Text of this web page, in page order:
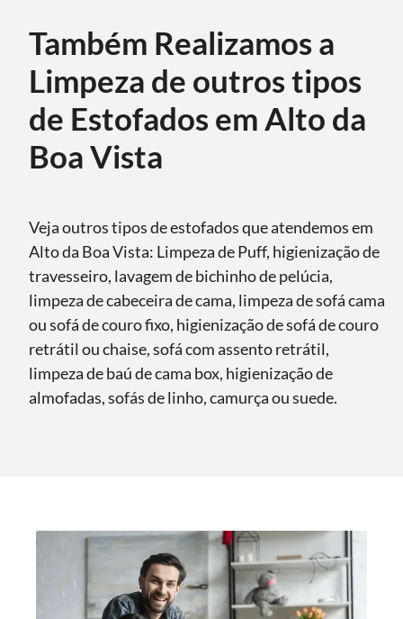
Também Realizamos a
Limpeza de outros tipos
de Estofados em Alto da
Boa Vista
Veja outros tipos de estofados que atendemos em
Alto da Boa Vista: Limpeza de Puff, higienização de
travesseiro, lavagem de bichinho de pelúcia,
limpeza de cabeceira de cama, limpeza de sofá cama
ou sofá de couro fixo, higienização de sofá de couro
retrátil ou chaise, sofá com assento retrátil,
limpeza de baú de cama box, higienização de
almofadas, sofás de linho, camurça ou suede.